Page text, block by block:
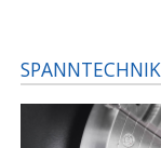
SPANNTECHNIK